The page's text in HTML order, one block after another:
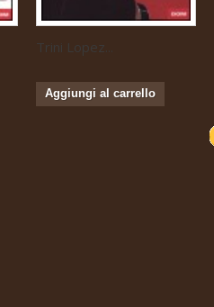
Trini Lopez...
Aggiungi al carrello